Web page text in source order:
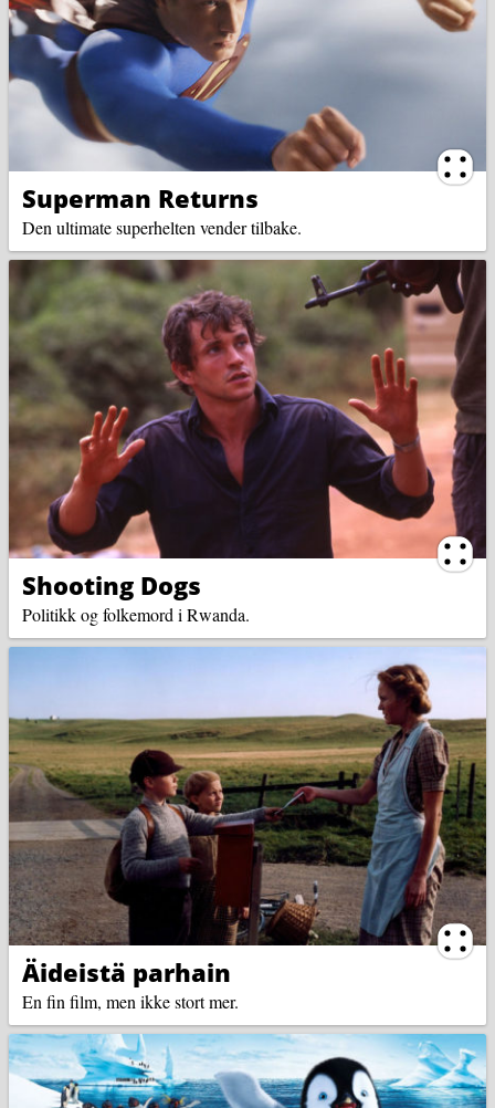
Superman Returns
Den ultimate superhelten vender tilbake.
Shooting Dogs
Politikk og folkemord i Rwanda.
Äideistä parhain
En fin film, men ikke stort mer.